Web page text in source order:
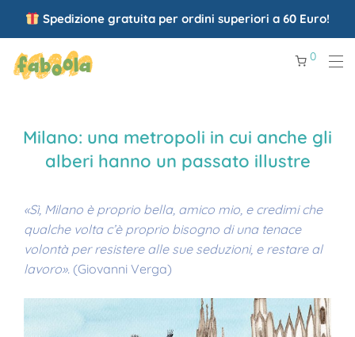
Spedizione gratuita per ordini superiori a 60 Euro!
0
Milano: una metropoli in cui anche gli
alberi hanno un passato illustre
«Sì, Milano è proprio bella, amico mio, e credimi che
qualche volta c’è proprio bisogno di una tenace
volontà per resistere alle sue seduzioni, e restare al
lavoro». (Giovanni Verga)